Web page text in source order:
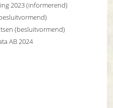
2023 (informerend)
(besluitvormend)
AB 2024